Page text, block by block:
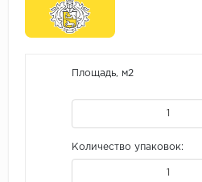
Площадь, м2
Количество упаковок: